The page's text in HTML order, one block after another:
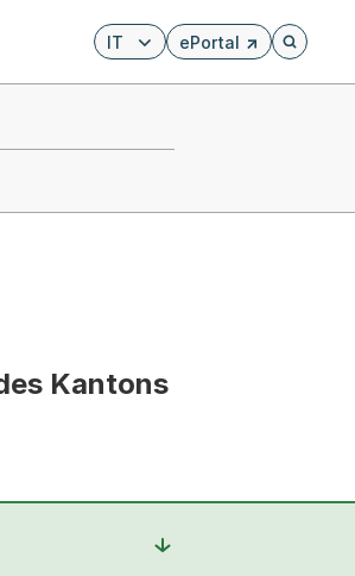
IT ePortal
Externer Link, wird in
Öffnet
Kantons